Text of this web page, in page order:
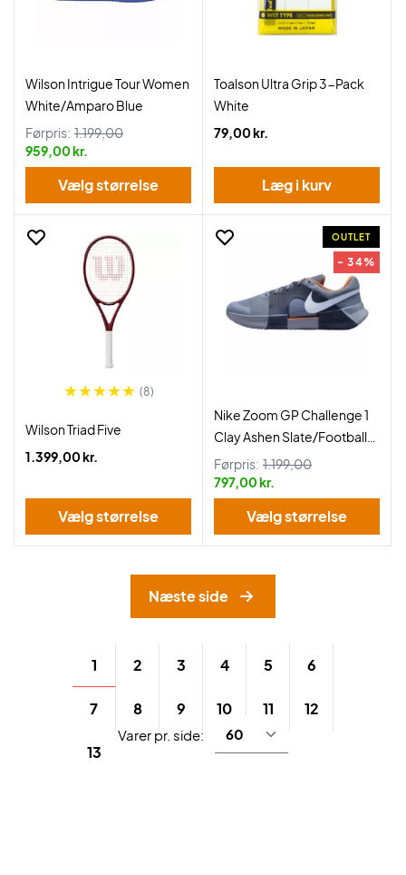
Wilson Intrigue Tour Women
White/Amparo Blue
Førpris: 1.199,00
959,00 kr.
Vælg størrelse
Toalson Ultra Grip 3-Pack
White
79,00 kr.
Læg i kurv
(8)
Wilson Triad Five
1.399,00 kr.
Vælg størrelse
OUTLET
- 34%
Nike Zoom GP Challenge 1
Clay Ashen Slate/Football
Grey
Førpris: 1.199,00
797,00 kr.
Vælg størrelse
Næste side
1 2 3 4 5 6
7 8 9 10 11 12
13
Varer pr. side: